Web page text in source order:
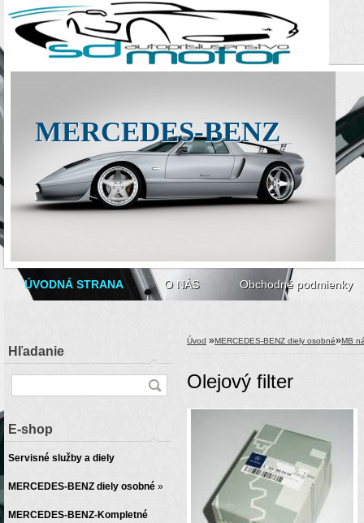
MERCEDES-BENZ
ÚVODNÁ STRANA O NÁS Obchodné podmienky
Hľadanie
E-shop
Servisné služby a diely
MERCEDES-BENZ diely osobné »
MERCEDES-BENZ-Kompletné
Úvod »MERCEDES-BENZ diely osobné»MB
Olejový filter